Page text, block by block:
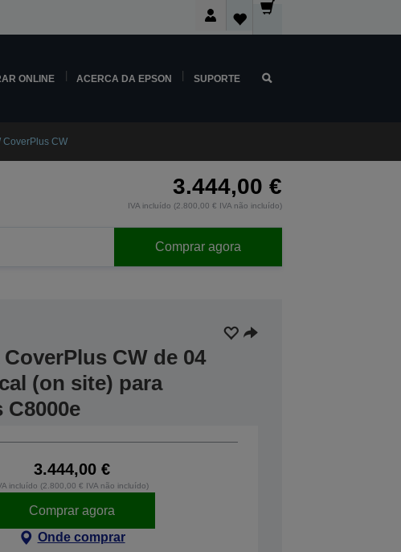
ONLINE ACERCA DA EPSON SUPORTE
CoverPlus CW
3.444,00 €
IVA incluído (2.800,00 € IVA não incluído)
Comprar agora
CW de 04
(on site) para
3.444,00 €
incluído (2.800,00 € IVA não incluído)
Comprar agora
Onde comprar